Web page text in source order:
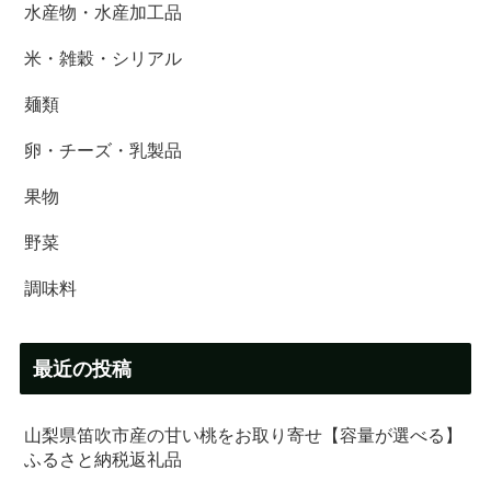
水産物・水産加工品
米・雑穀・シリアル
麺類
卵・チーズ・乳製品
果物
野菜
調味料
最近の投稿
山梨県笛吹市産の甘い桃をお取り寄せ【容量が選べる】
ふるさと納税返礼品